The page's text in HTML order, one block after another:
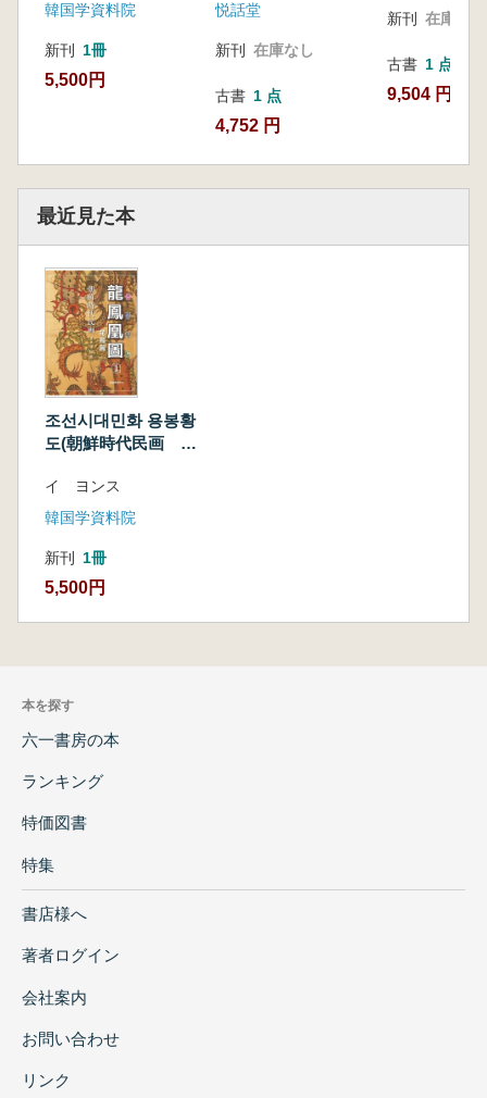
韓国学資料院
新刊 1冊
5,500円
悦話堂
新刊 在庫なし
古書 1 点
4,752 円
新刊 在庫なし
古書 1 点
9,504 円
最近見た本
조선시대민화 용봉황
도(朝鮮時代民画 龍
イ ヨンス
韓国学資料院
新刊 1冊
5,500円
本を探す
六一書房の本
ランキング
特価図書
特集
書店様へ
著者ログイン
会社案内
お問い合わせ
リンク